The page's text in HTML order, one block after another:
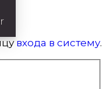
входа в систему.